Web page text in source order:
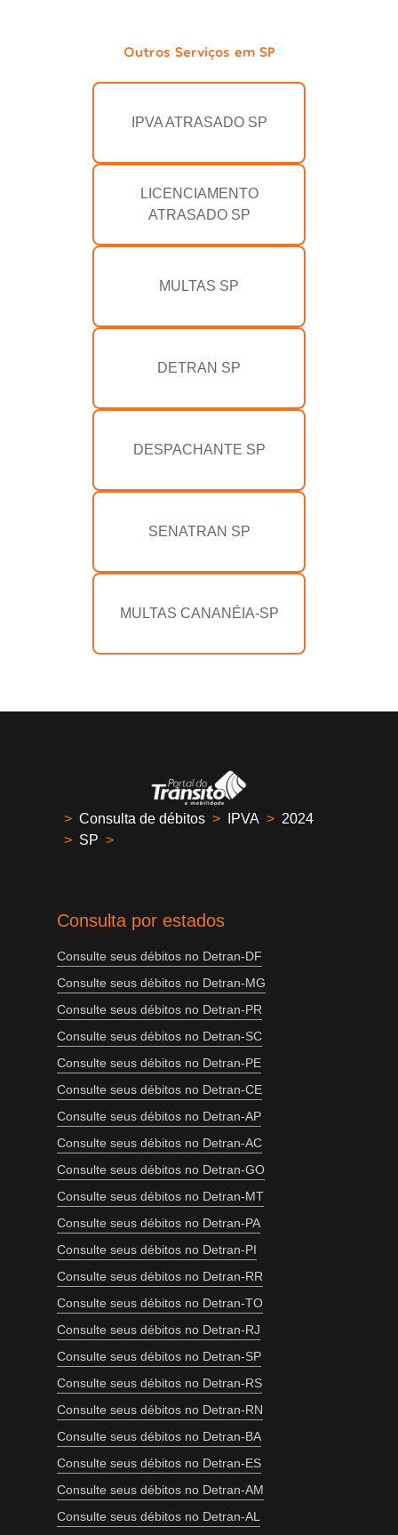
Outros Serviços em SP
IPVA ATRASADO SP
LICENCIAMENTO
ATRASADO SP
MULTAS SP
DETRAN SP
DESPACHANTE SP
SENATRAN SP
MULTAS CANANÉIA-SP
> Consulta de débitos > IPVA > 2024
> SP >
Consulta por estados
Consulte seus débitos no Detran-DF
Consulte seus débitos no Detran-MG
Consulte seus débitos no Detran-PR
Consulte seus débitos no Detran-SC
Consulte seus débitos no Detran-PE
Consulte seus débitos no Detran-CE
Consulte seus débitos no Detran-AP
Consulte seus débitos no Detran-AC
Consulte seus débitos no Detran-GO
Consulte seus débitos no Detran-MT
Consulte seus débitos no Detran-PA
Consulte seus débitos no Detran-PI
Consulte seus débitos no Detran-RR
Consulte seus débitos no Detran-TO
Consulte seus débitos no Detran-RJ
Consulte seus débitos no Detran-SP
Consulte seus débitos no Detran-RS
Consulte seus débitos no Detran-RN
Consulte seus débitos no Detran-BA
Consulte seus débitos no Detran-ES
Consulte seus débitos no Detran-AM
Consulte seus débitos no Detran-AL